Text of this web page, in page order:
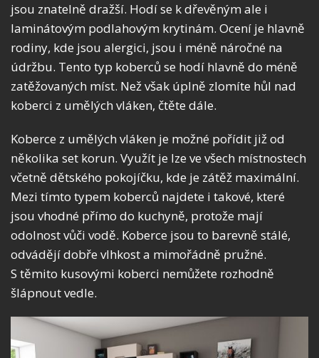
jsou znatelně dražší. Hodí se k dřevěným ale i
laminátovým podlahovým krytinám. Ocení je hlavně
rodiny, kde jsou alergici, jsou i méně náročné na
údržbu. Tento typ koberců se hodí hlavně do méně
zatěžovaných míst. Než však úplně zlomíte hůl nad
koberci z umělých vláken, čtěte dále.
Koberce z umělých vláken je možné pořídit již od
několika set korun. Využít je lze ve všech místnostech
včetně dětského pokojíčku, kde je zátěž maximální.
Mezi tímto typem koberců najdete i takové, které
jsou vhodné přímo do kuchyně, protože mají
odolnost vůči vodě. Koberce jsou to barevně stálé,
odvádějí dobře vlhkost a mimořádně pružné.
S těmito kusovými koberci nemůžete rozhodně
šlápnout vedle.